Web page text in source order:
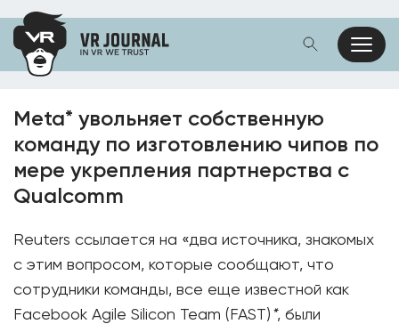
Meta* увольняет собственную
команду по изготовлению чипов по
мере укрепления партнерства с
Qualcomm
Reuters ссылается на «два источника, знакомых
с этим вопросом, которые сообщают, что
сотрудники команды, все еще известной как
Facebook Agile Silicon Team (FAST) *, были